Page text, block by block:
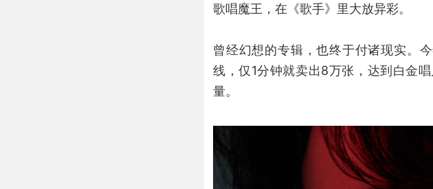
歌唱魔王，在《歌手》里大放异彩。
曾经幻想的专辑，也终于付诸现实。
线，仅1分钟就卖出8万张，达到白金
量。